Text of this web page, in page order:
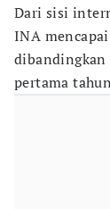
Dari sisi
INA
pertama